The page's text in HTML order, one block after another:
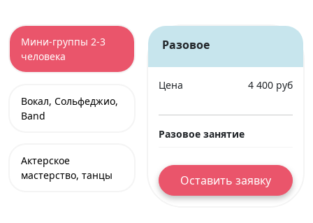
Мини-группы 2-3
человека
Вокал, Сольфеджио,
Band
Актерское
мастерство, танцы
Разовое
Цена 4 400 руб
Разовое занятие
Оставить заявку